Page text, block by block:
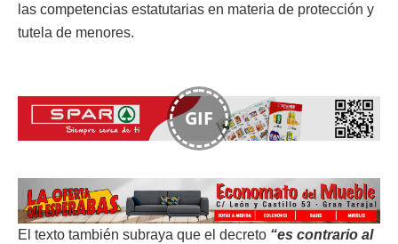
las competencias estatutarias en materia de protección y
tutela de menores.
GIF
El texto también subraya que el decreto “es contrario al